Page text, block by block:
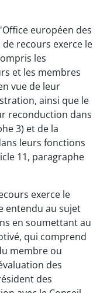
européen des
recours exerce le
les
et les membres
vue de leur
ainsi que le
reconduction dans
3) et de la
leurs fonctions
11, paragraphe
exerce le
entendu au sujet
en soumettant au
qui comprend
membre ou
des
des